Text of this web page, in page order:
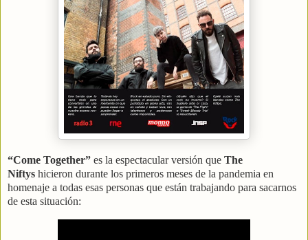
“Come Together” es la espectacular versión que The
Niftys hicieron durante los primeros meses de la pandemia en
homenaje a todas esas personas que están trabajando para sacarnos
de esta situación: